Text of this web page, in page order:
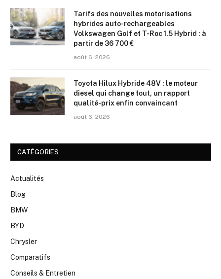
Tarifs des nouvelles motorisations
hybrides auto-rechargeables
Volkswagen Golf et T-Roc 1.5 Hybrid : à
partir de 36 700 €
août 6, 2026
Toyota Hilux Hybride 48V : le moteur
diesel qui change tout, un rapport
qualité-prix enfin convaincant
août 6, 2026
CATÉGORIES
Actualités
Blog
BMW
BYD
Chrysler
Comparatifs
Conseils & Entretien